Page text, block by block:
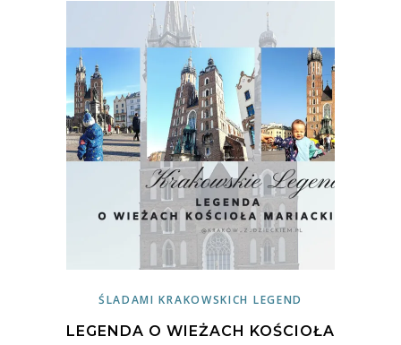
ŚLADAMI KRAKOWSKICH LEGEND
LEGENDA O WIEŻACH KOŚCIOŁA